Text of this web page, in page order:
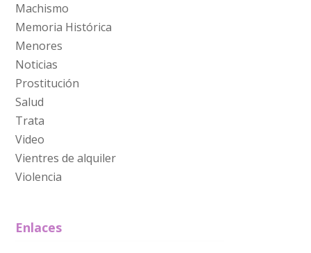
Machismo
Memoria Histórica
Menores
Noticias
Prostitución
Salud
Trata
Video
Vientres de alquiler
Violencia
Enlaces